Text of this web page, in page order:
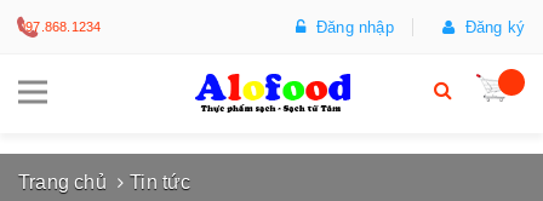
097.868.1234 Đăng nhập Đăng ký
Trang chủ
Tin tức